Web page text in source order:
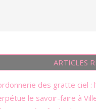
ARTICLES
des gratte ciel :
le savoir-faire à